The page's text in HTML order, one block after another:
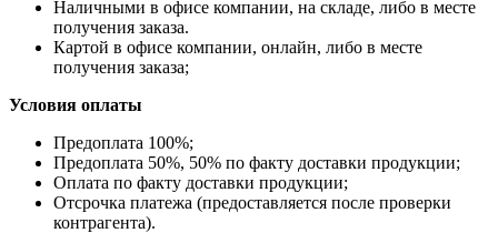
Наличными в офисе компании, на складе, либо в месте
получения заказа.
Картой в офисе компании, онлайн, либо в месте
получения заказа;
Условия оплаты
Предоплата 100%;
Предоплата 50%, 50% по факту доставки продукции;
Оплата по факту доставки продукции;
Отсрочка платежа (предоставляется после проверки
контрагента).